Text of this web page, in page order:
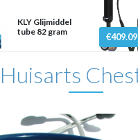
NASCHOLINGEN
ENQUÊTES
NHG
KLY Glijmiddel
tube 82 gram
€409.09
Huisarts